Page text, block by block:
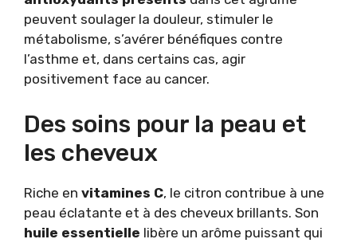
peuvent soulager la douleur, stimuler le
métabolisme, s’avérer bénéfiques contre
l’asthme et, dans certains cas, agir
positivement face au cancer.
Des soins pour la peau et
les cheveux
Riche en vitamines C, le citron contribue à une
peau éclatante et à des cheveux brillants. Son
huile essentielle libère un arôme puissant qui